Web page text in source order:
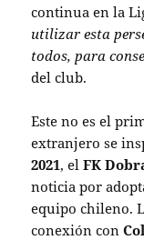
continua en la
utilizar esta
todos, para
del club.
Este no es el
extranjero se
2021, elFK
noticia por
equipo chileno.
conexión con